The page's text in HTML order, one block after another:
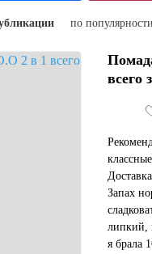
по популярности
всего
Запах
липкий,
я брала